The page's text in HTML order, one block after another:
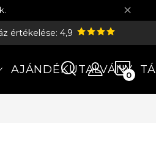
értékelése: 4,9
AJÁNDÉKUTALVÁNY